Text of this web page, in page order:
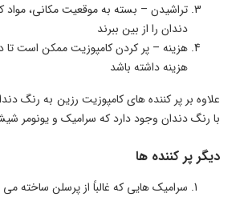
تراشیدن – بسته به موقعیت مکانی، مواد
دندان را از بین ببرند
هزینه – پر کردن کامپوزیت ممکن است تا دو
هزینه داشته باشد
علاوه بر پر کننده های کامپوزیت رزین به رنگ
با رنگ دندان وجود دارد که سرامیک و یونومر
دیگر پر کننده ها
سرامیک هایی که غالباً از پرسلن ساخته